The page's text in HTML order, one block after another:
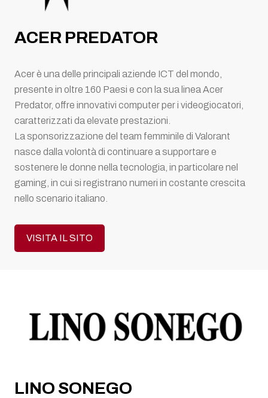
ACER PREDATOR
Acer è una delle principali aziende ICT del mondo,
presente in oltre 160 Paesi e con la sua linea Acer
Predator, offre innovativi computer per i videogiocatori,
caratterizzati da elevate prestazioni.
La sponsorizzazione del team femminile di Valorant
nasce dalla volontà di continuare a supportare e
sostenere le donne nella tecnologia, in particolare nel
gaming, in cui si registrano numeri in costante crescita
nello scenario italiano.
VISITA IL SITO
LINO SONEGO